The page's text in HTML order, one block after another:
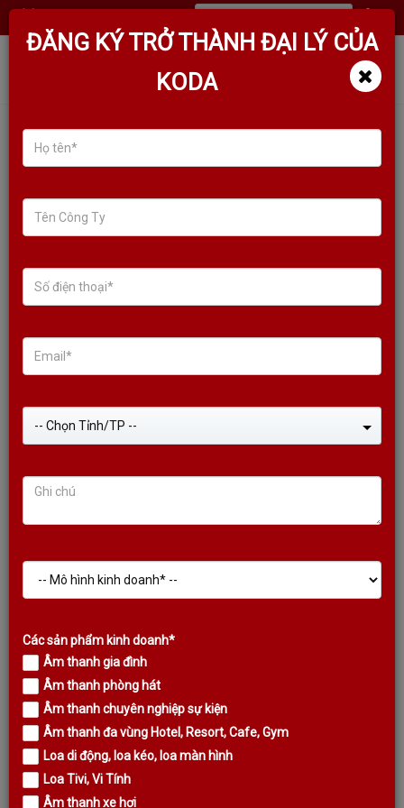
VANG SỐ CHỈNH CƠ KODA S8
(BLACK VERSION) MÀN HÌNH
MÀU LỚN
VANG SỐ CHỈNH CƠ KODA S8
(BLACK VERSION) MÀN HÌNH MÀU
LỚN
ĐĂNG KÝ TRỞ THÀNH ĐẠI LÝ CỦA
KODA
-- Chọn Tỉnh/TP --
Các sản phẩm kinh doanh*
Âm thanh gia đình
Âm thanh phòng hát
Âm thanh chuyên nghiệp sự kiện
Âm thanh đa vùng Hotel, Resort, Cafe, Gym
Loa di động, loa kéo, loa màn hình
Loa Tivi, Vi Tính
Âm thanh xe hơi